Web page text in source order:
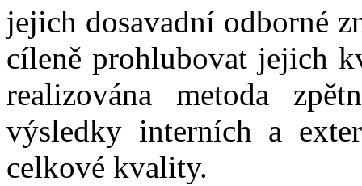
jejich dosavadní odborné
cíleně prohlubovat jejich
realizována metoda
výsledky interních a
celkové kvality.